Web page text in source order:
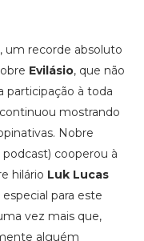
um recorde absoluto
Evilásio, que não
participação à toda
continuou mostrando
Nobre
cooperou à
hilário Luk Lucas
para este
vez mais que,
alguém